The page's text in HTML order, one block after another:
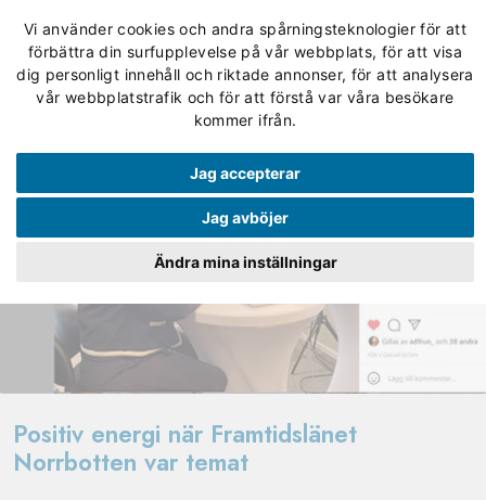
Vi använder cookies och andra spårningsteknologier för att
förbättra din surfupplevelse på vår webbplats, för att visa
dig personligt innehåll och riktade annonser, för att analysera
vår webbplatstrafik och för att förstå var våra besökare
kommer ifrån.
Jag accepterar
Jag avböjer
Ändra mina inställningar
Positiv energi när Framtidslänet
Norrbotten var temat